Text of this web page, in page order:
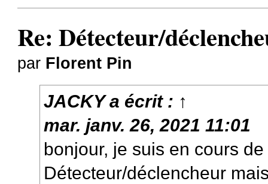
Re: Détecteur/
par Florent Pin
JACKYa écrit : ↑
mar. janv. 26, 2021 11:01
bonjour, je suis en cours
Détecteur/déclencheur